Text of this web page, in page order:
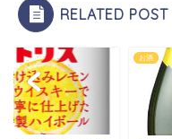
RELATED POST
お酒